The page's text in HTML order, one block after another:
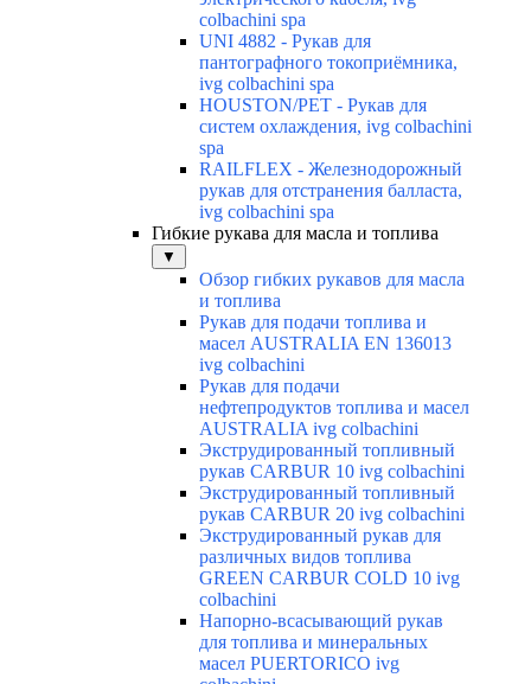
colbachini spa
UNI 4882 - Рукав для
пантографного токоприёмника,
ivg colbachini spa
HOUSTON/PET - Рукав для
систем охлаждения, ivg colbachini
spa
RAILFLEX - Железнодорожный
рукав для отстранения балласта,
ivg colbachini spa
Гибкие рукава для масла и топлива
▼
Обзор гибких рукавов для масла
и топлива
Рукав для подачи топлива и
масел AUSTRALIA EN 136013
ivg colbachini
Рукав для подачи
нефтепродуктов топлива и масел
AUSTRALIA ivg colbachini
Экструдированный топливный
рукав CARBUR 10 ivg colbachini
Экструдированный топливный
рукав CARBUR 20 ivg colbachini
Экструдированный рукав для
различных видов топлива
GREEN CARBUR COLD 10 ivg
colbachini
Напорно-всасывающий рукав
для топлива и минеральных
масел PUERTORICO ivg